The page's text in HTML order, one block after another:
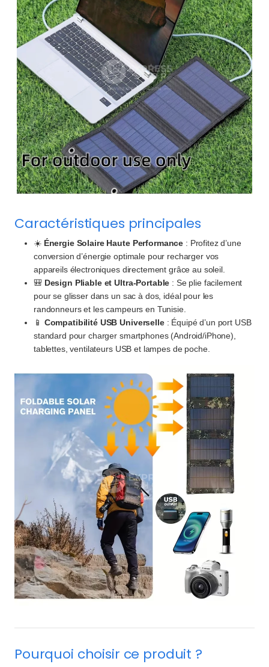
Caractéristiques principales
☀️ Énergie Solaire Haute Performance : Profitez d’une
conversion d’énergie optimale pour recharger vos
appareils électroniques directement grâce au soleil.
🎒 Design Pliable et Ultra-Portable : Se plie facilement
pour se glisser dans un sac à dos, idéal pour les
randonneurs et les campeurs en Tunisie.
📱 Compatibilité USB Universelle: Équipé d’un port USB
standard pour charger smartphones (Android/iPhone),
tablettes, ventilateurs USB et lampes de poche.
Pourquoi choisir ce produit ?